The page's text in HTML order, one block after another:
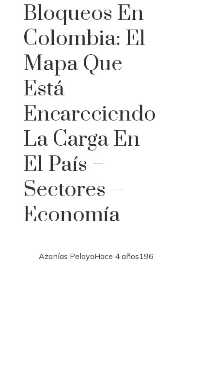
Bloqueos En
Colombia: El
Mapa Que
Está
Encareciendo
La Carga En
El País –
Sectores –
Economía
Azanías PelayoHace 4 años196